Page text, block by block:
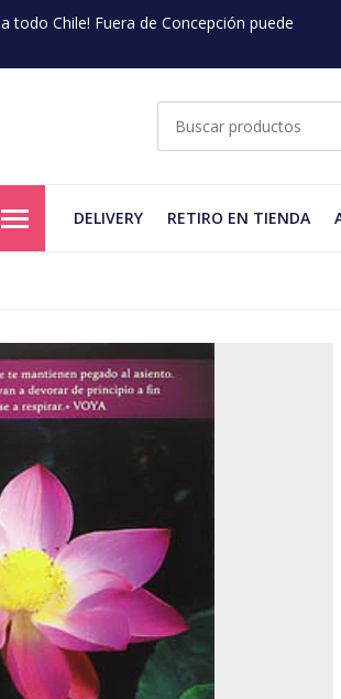
todo Chile! Fuera de Concepción puede
DELIVERY RETIRO EN TIENDA